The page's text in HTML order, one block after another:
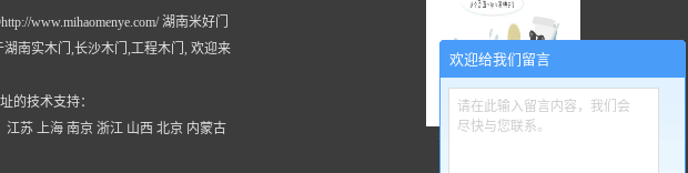
www.mihaomenye.com/ 湖南米好门
湖南实木门 ,长沙木门 ,工程木门 , 欢迎来
的技术支持：
江苏 上海 南京 浙江 山西 北京 内蒙古
欢迎给我们留言
请在此输入留言内容，我们会
尽快与您联系。